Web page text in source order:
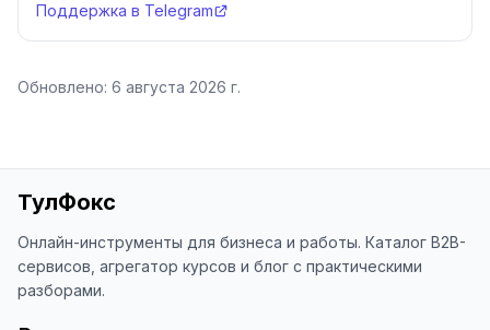
Поддержка в Telegram
Обновлено: 6 августа 2026 г.
ТулФокс
Онлайн-инструменты для бизнеса и работы. Каталог B2B-
сервисов, агрегатор курсов и блог с практическими
разборами.